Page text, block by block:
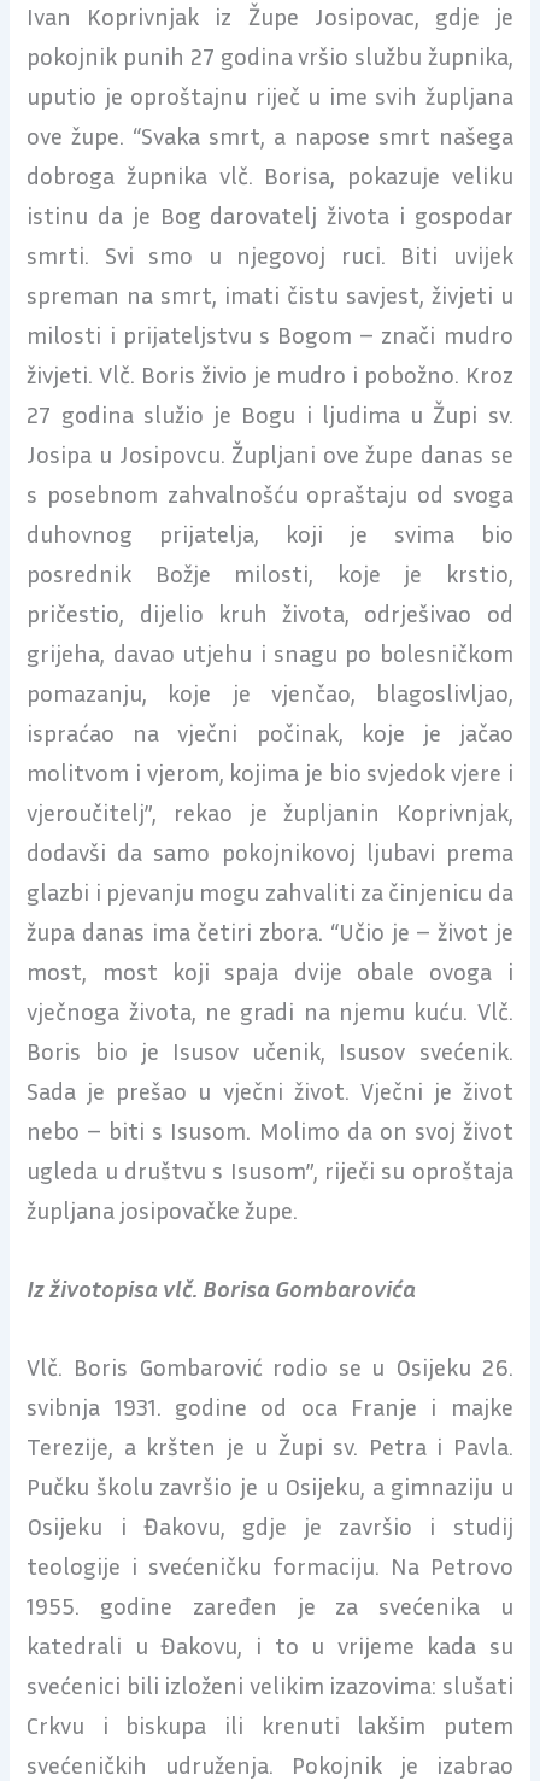
Ivan Koprivnjak iz Župe Josipovac, gdje je
pokojnik punih 27 godina vršio službu župnika,
uputio je oproštajnu riječ u ime svih župljana
ove župe. “Svaka smrt, a napose smrt našega
dobroga župnika vlč. Borisa, pokazuje veliku
istinu da je Bog darovatelj života i gospodar
smrti. Svi smo u njegovoj ruci. Biti uvijek
spreman na smrt, imati čistu savjest, živjeti u
milosti i prijateljstvu s Bogom – znači mudro
živjeti. Vlč. Boris živio je mudro i pobožno. Kroz
27 godina služio je Bogu i ljudima u Župi sv.
Josipa u Josipovcu. Župljani ove župe danas se
s posebnom zahvalnošću opraštaju od svoga
duhovnog prijatelja, koji je svima bio
posrednik Božje milosti, koje je krstio,
pričestio, dijelio kruh života, odrješivao od
grijeha, davao utjehu i snagu po bolesničkom
pomazanju, koje je vjenčao, blagoslivljao,
ispraćao na vječni počinak, koje je jačao
molitvom i vjerom, kojima je bio svjedok vjere i
vjeroučitelj”, rekao je župljanin Koprivnjak,
dodavši da samo pokojnikovoj ljubavi prema
glazbi i pjevanju mogu zahvaliti za činjenicu da
župa danas ima četiri zbora. “Učio je – život je
most, most koji spaja dvije obale ovoga i
vječnoga života, ne gradi na njemu kuću. Vlč.
Boris bio je Isusov učenik, Isusov svećenik.
Sada je prešao u vječni život. Vječni je život
nebo – biti s Isusom. Molimo da on svoj život
ugleda u društvu s Isusom”, riječi su oproštaja
župljana josipovačke župe.
Iz životopisa vlč. Borisa Gombarovića
Vlč. Boris Gombarović rodio se u Osijeku 26.
svibnja 1931. godine od oca Franje i majke
Terezije, a kršten je u Župi sv. Petra i Pavla.
Pučku školu završio je u Osijeku, a gimnaziju u
Osijeku i Đakovu, gdje je završio i studij
teologije i svećeničku formaciju. Na Petrovo
1955. godine zaređen je za svećenika u
katedrali u Đakovu, i to u vrijeme kada su
svećenici bili izloženi velikim izazovima: slušati
Crkvu i biskupa ili krenuti lakšim putem
svećeničkih udruženja. Pokojnik je izabrao